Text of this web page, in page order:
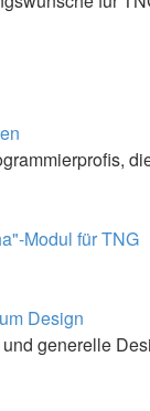
Modul für TNG
Design
generelle